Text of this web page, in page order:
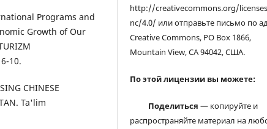
Programs and
Growth of Our
10.
CHINESE
Ta'lim
http://creativecommons.org/
nc/4.0/ или отправьте письмо по
Creative Commons, PO Box 1866,
Mountain View, CA 94042, США.
По этой лицензии вы можете:
Поделиться — копируйте и
распространяйте материал на